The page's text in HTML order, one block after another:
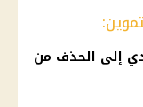
هناك 14 حالة تؤدي إلى الحذف من